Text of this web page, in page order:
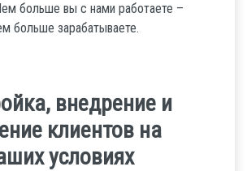
больше вы с нами работаете –
больше зарабатываете.
внедрение и
клиентов на
условиях